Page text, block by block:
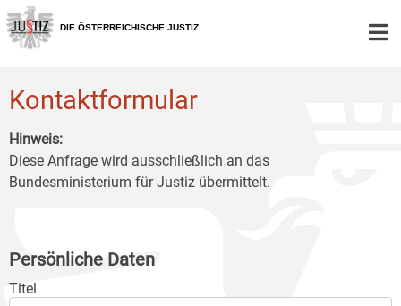
Zur
Hauptnavigation
[1]
Zum
Inhalt
[2]
Zum
Untermenü
[3]
DIE ÖSTERREICHISCHE JUSTIZ
Kontaktformular
Hinweis:
Diese Anfrage wird ausschließlich an das
Bundesministerium für Justiz übermittelt.
Persönliche Daten
Titel